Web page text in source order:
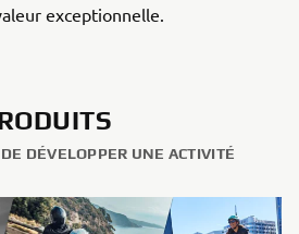
exceptionnelle.
DÉVELOPPER UNE ACTIVITÉ